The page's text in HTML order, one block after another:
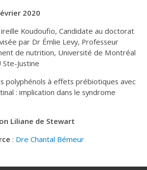
2020
Koudoufio, Candidate au doctorat
par Dr Émlie Levy, Professeur
de nutrition, Université de Montréal
Justine
polyphénols à effets prébiotiques avec
: implication dans le syndrome
Liliane de Stewart
: Dre Chantal Bémeur